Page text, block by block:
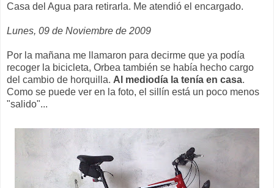
Casa del Agua para retirarla. Me atendió el encargado.
Lunes, 09 de Noviembre de 2009
Por la mañana me llamaron para decirme que ya podía
recoger la bicicleta, Orbea también se había hecho cargo
del cambio de horquilla. Al mediodía la tenía en casa.
Como se puede ver en la foto, el sillín está un poco menos
"salido"...